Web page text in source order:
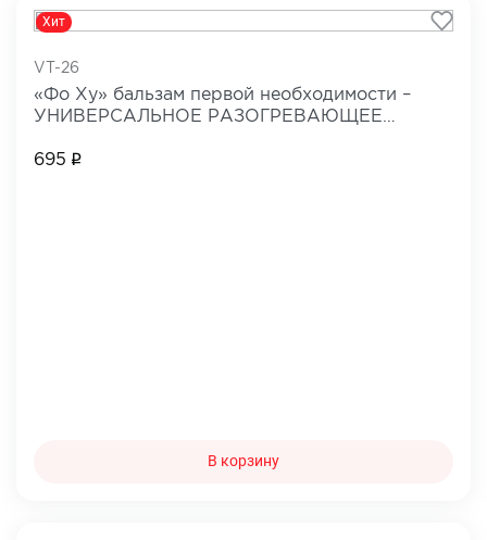
Хит
VT-26
«Фо Ху» бальзам первой необходимости –
УНИВЕРСАЛЬНОЕ РАЗОГРЕВАЮЩЕЕ
695
В корзину